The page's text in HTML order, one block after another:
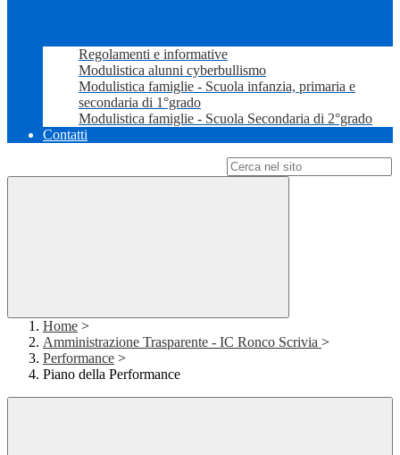
Regolamenti e informative
Modulistica alunni cyberbullismo
Modulistica famiglie - Scuola infanzia, primaria e
secondaria di 1°grado
Modulistica famiglie - Scuola Secondaria di 2°grado
Contatti
Home >
Amministrazione Trasparente - IC Ronco Scrivia >
Performance >
Piano della Performance